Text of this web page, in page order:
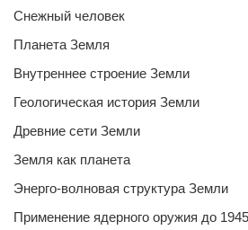
Снежный человек
Планета Земля
Внутреннее строение Земли
Геологическая история Земли
Древние сети Земли
Земля как планета
Энерго-волновая структура Земли
Применение ядерного оружия до 1945